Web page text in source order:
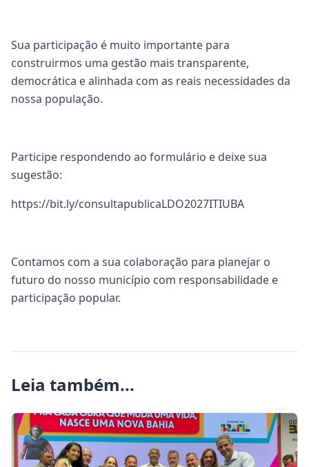
Sua participação é muito importante para
construirmos uma gestão mais transparente,
democrática e alinhada com as reais necessidades da
nossa população.
Participe respondendo ao formulário e deixe sua
sugestão:
https://bit.ly/consultapublicaLDO2027ITIUBA
Contamos com a sua colaboração para planejar o
futuro do nosso município com responsabilidade e
participação popular.
Leia também...